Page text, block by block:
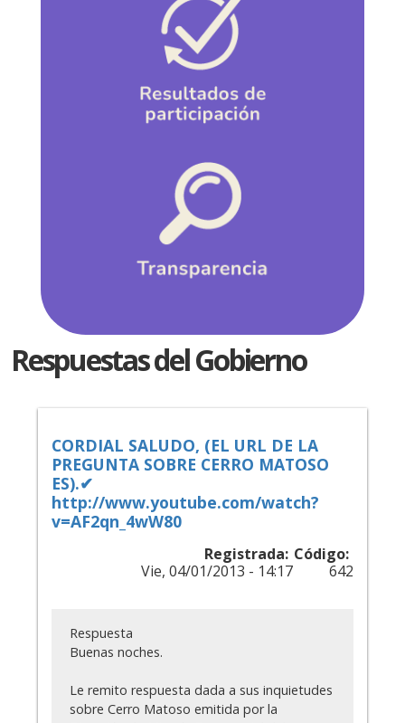
Respuestas del Gobierno
CORDIAL SALUDO, (EL URL DE LA
PREGUNTA SOBRE CERRO MATOSO
ES).✔
http://www.youtube.com/watch?
v=AF2qn_4wW80
Registrada:
Vie, 04/01/2013 - 14:17
Código:
642
Respuesta
Buenas noches.
Le remito respuesta dada a sus inquietudes
sobre Cerro Matoso emitida por la